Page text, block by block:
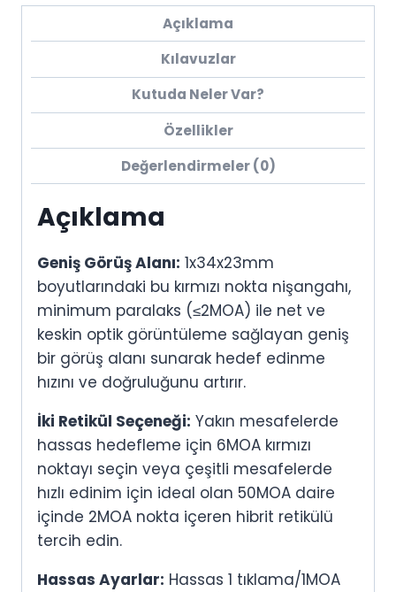
Açıklama
Kılavuzlar
Kutuda Neler Var?
Özellikler
Değerlendirmeler (0)
Açıklama
Geniş Görüş Alanı: 1x34x23mm
boyutlarındaki bu kırmızı nokta nişangahı,
minimum paralaks (≤2MOA) ile net ve
keskin optik görüntüleme sağlayan geniş
bir görüş alanı sunarak hedef edinme
hızını ve doğruluğunu artırır.
İki Retikül Seçeneği: Yakın mesafelerde
hassas hedefleme için 6MOA kırmızı
noktayı seçin veya çeşitli mesafelerde
hızlı edinim için ideal olan 50MOA daire
içinde 2MOA nokta içeren hibrit retikülü
tercih edin.
Hassas Ayarlar: Hassas 1 tıklama/1MOA